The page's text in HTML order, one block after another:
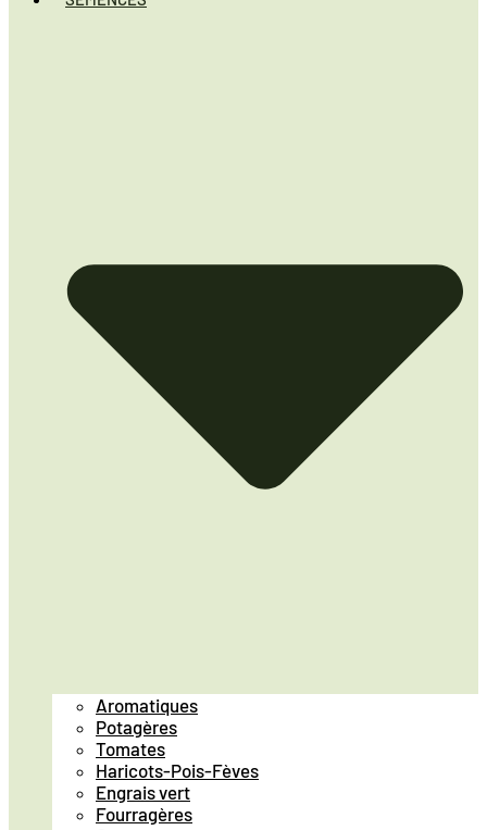
Aromatiques
Potagères
Tomates
Haricots-Pois-Fèves
Engrais vert
Fourragères